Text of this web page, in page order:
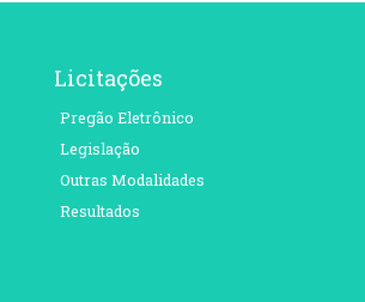
Licitações
Pregão Eletrônico
Legislação
Outras Modalidades
Resultados